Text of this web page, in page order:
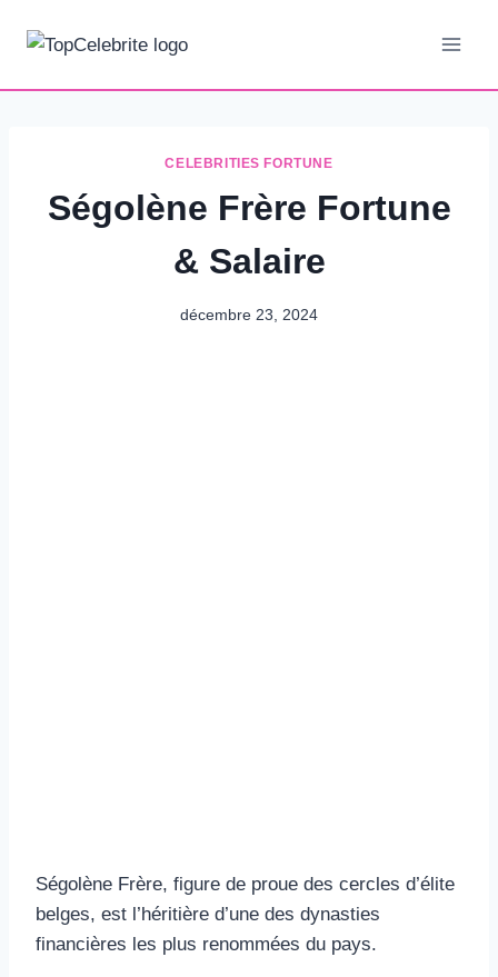
CELEBRITIES FORTUNE
Ségolène Frère Fortune
& Salaire
décembre 23, 2024
Ségolène Frère, figure de proue des cercles d’élite
belges, est l’héritière d’une des dynasties
financières les plus renommées du pays.